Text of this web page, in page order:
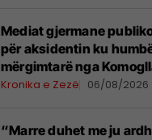
Mediat gjermane
për aksidentin ku
mërgimtarë nga
Ferizajt
Kronika e Zezë 06/08/2026
“Marre duhet me ju